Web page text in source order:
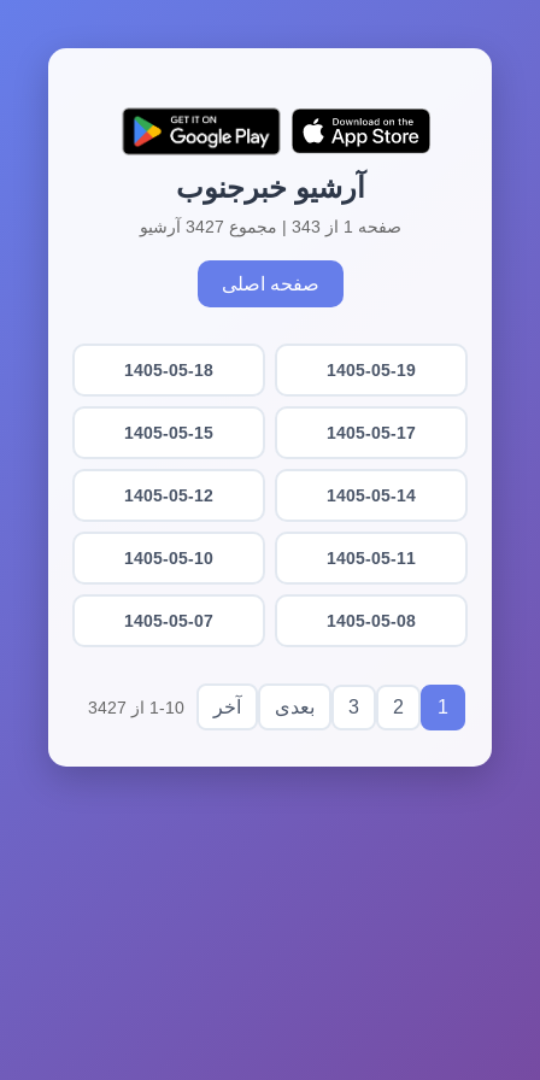
آرشیو خبرجنوب
صفحه 1 از 343 | مجموع 3427 آرشیو
صفحه اصلی
1405-05-19
1405-05-18
1405-05-17
1405-05-15
1405-05-14
1405-05-12
1405-05-11
1405-05-10
1405-05-08
1405-05-07
1
2
3 بعدی آخر 1-10 از 3427